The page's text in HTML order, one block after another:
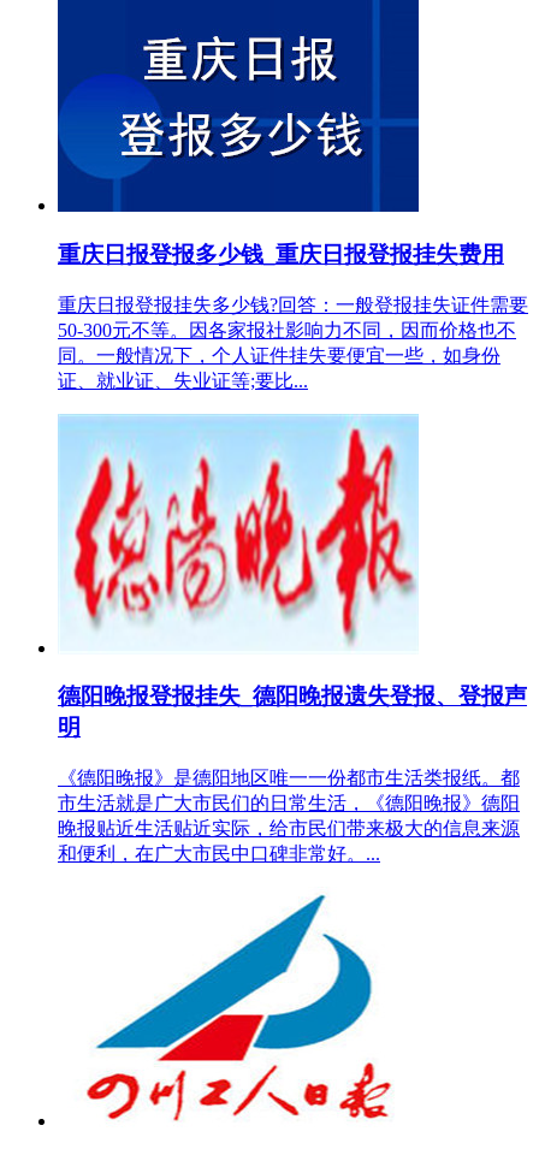
重庆日报登报多少钱_重庆日报登报挂失费用
重庆日报登报挂失多少钱?回答：一般登报挂失证件需要
50-300元不等。因各家报社影响力不同，因而价格也不
同。一般情况下，个人证件挂失要便宜一些，如身份
证、就业证、失业证等;要比...
德阳晚报登报挂失_德阳晚报遗失登报、登报声
明
《德阳晚报》是德阳地区唯一一份都市生活类报纸。都
市生活就是广大市民们的日常生活，《德阳晚报》德阳
晚报贴近生活贴近实际，给市民们带来极大的信息来源
和便利，在广大市民中口碑非常好。...